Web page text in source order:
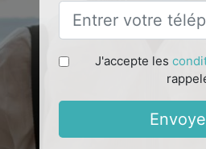
J'accepte les